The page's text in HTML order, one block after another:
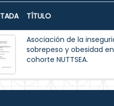
TÍTULO
Asociación de la
sobrepeso y obesidad
cohorte NUTTSEA.